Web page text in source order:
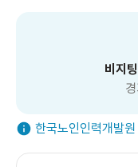
비지
한국노인인력개발